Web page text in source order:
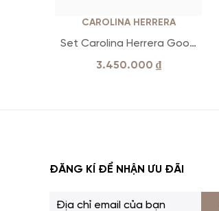
CAROLINA HERRERA
Set Carolina Herrera Good
Girl ( EDP 80ml+10ml+Body
3.450.000 ₫
ĐĂNG KÍ ĐỂ NHẬN ƯU ĐÃI